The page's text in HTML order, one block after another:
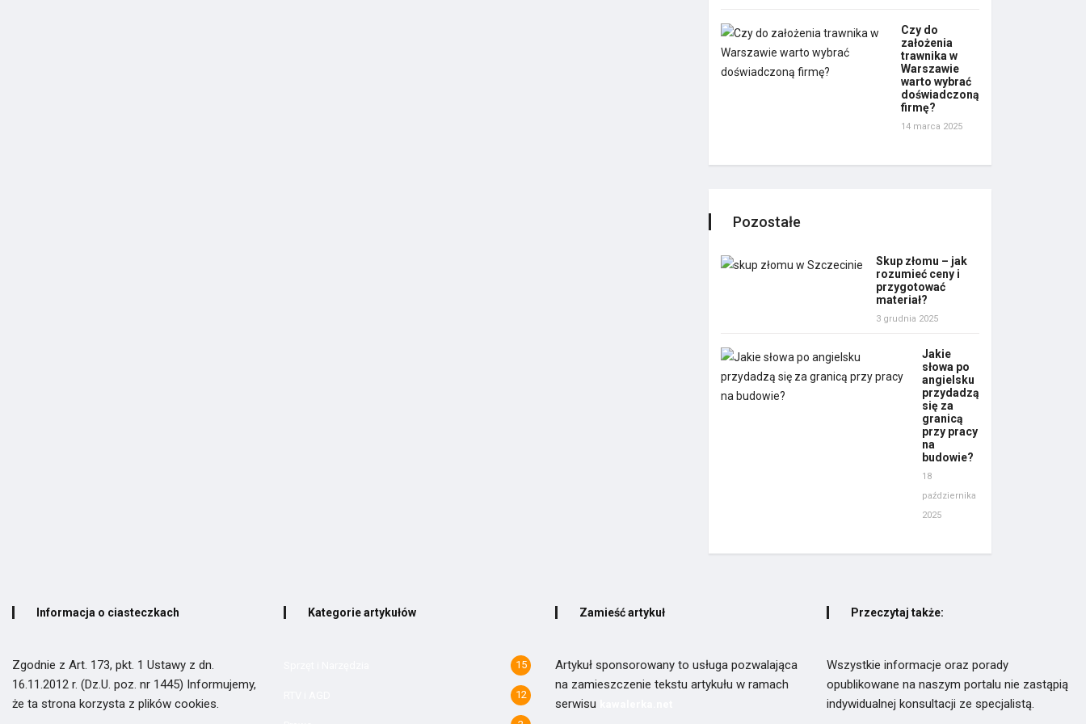
Czy do
założenia
trawnika w
Warszawie
warto wybrać
doświadczoną
firmę?
14 marca 2025
Pozostałe
Skup złomu – jak
rozumieć ceny i
przygotować
materiał?
3 grudnia 2025
Jakie
słowa po
angielsku
przydadzą
się za
granicą
przy pracy
na
budowie?
18
października
2025
Informacja o ciasteczkach
Zgodnie z Art. 173, pkt. 1 Ustawy z dn.
16.11.2012 r. (Dz.U. poz. nr 1445) Informujemy,
że ta strona korzysta z plików cookies.
Kategorie artykułów
15
12
Zamieść artykuł
Artykuł sponsorowany to usługa pozwalająca
na zamieszczenie tekstu artykułu w ramach
serwisu
Przeczytaj także:
Wszystkie informacje oraz porady
opublikowane na naszym portalu nie zastąpią
indywidualnej konsultacji ze specjalistą.